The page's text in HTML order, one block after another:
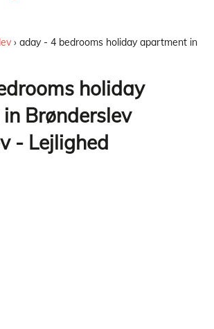
› aday - 4 bedrooms holiday apartment in
holiday
Brønderslev
- Lejlighed